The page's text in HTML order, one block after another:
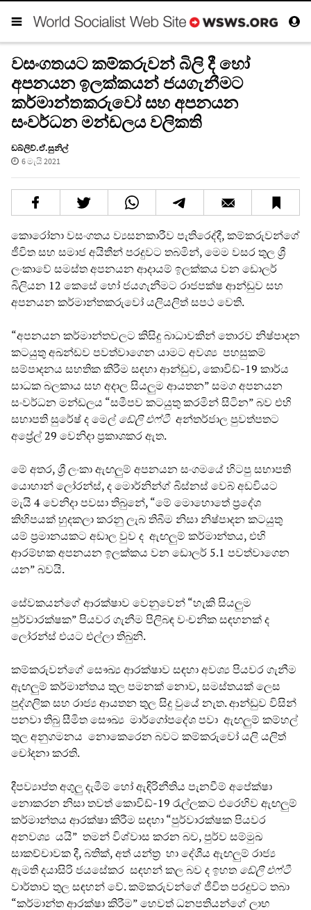
වසංගතයට කම්කරුවන් බිලි දී හෝ
අපනයන ඉලක්කයන් ජයගැනීමට
කර්මාන්තකරුවෝ සහ අපනයන
සංවර්ධන මන්ඩලය වලිකති
ඩබ්ලිව්.ඒ.සුනිල්
6 මැයි 2021
කොරෝනා වසංගතය ව්‍යසනකාරීව පැතිරෙද්දී, කම්කරුවන්ගේ
ජීවිත සහ සමාජ අයිතීන් පරදුවට තබමින්, මෙම වසර තුල ශ්‍රී
ලංකාවේ සමස්ත අපනයන ආදායම් ඉලක්කය වන ඩොලර්
බිලියන 12 කෙසේ හෝ ජයගැනීමට රාජපක්ෂ ආන්ඩුව සහ
අපනයන කර්මාන්තකරුවෝ යලියලිත් සපථ වෙති.
“අපනයන කර්මාන්තවලට කිසිදු බාධාවකින් තොරව නිෂ්පාදන
කටයුතු අඛන්ඩව පවත්වාගෙන යාමට අවශ්‍ය පහසුකම්
සම්පාදනය සහතික කිරීම සඳහා ආන්ඩුව, කොවිඩ්-19 කාර්ය
සාධක බලකාය සහ අදාල සියලුම ආයතන” සමග අපනයන
සංවර්ධන මන්ඩලය “සමීපව කටයුතු කරමින් සිටින” බව එහි
සභාපති සුරේෂ් ද මෙල්ඩේලි එෆ්ටීඅන්තර්ජාල පුවත්පතට
අප්‍රේල් 29 වෙනිදා ප්‍රකාශකර ඇත.
මේ අතර, ශ්‍රී ලංකා ඇඟලුම් අපනයන සංගමයේ හිටපු සභාපති
යොහාන් ලෝරන්ස්, ද මොර්නින්ග් බිස්නස් වෙබ් අඩවියට
මැයි 4 වෙනිදා පවසා තිබුනේ, “මේ මොහොතේ ප්‍රදේශ
කිහිපයක් හුදකලා කරනු ලැබ තිබීම නිසා නිෂ්පාදන කටයුතු
යම් ප්‍රමානයකට අඩාල වුව ද ඇඟලුම් කර්මාන්තය, එහි
ආරම්භක අපනයන ඉලක්කය වන ඩොලර් 5.1 පවත්වාගෙන
යන” බවයි.
සේවකයන්ගේ ආරක්ෂාව වෙනුවෙන් “හැකි සියලුම
පුර්වාරක්ෂක” පියවර ගැනීම පිලිබඳ වංචනික සඳහනක් ද
ලෝරන්ස් එයට එල්ලා තිබුනි.
කම්කරුවන්ගේ සෞඛ්‍ය ආරක්ෂාව සඳහා අවශ්‍ය පියවර ගැනීම
ඇඟලුම් කර්මාන්තය තුල පමනක් නොව, සමස්තයක් ලෙස
පුද්ගලික සහ රාජ්‍ය ආයතන තුල සිදු වුයේ නැත. ආන්ඩුව විසින්
පනවා තිබු සීමිත සෞඛ්‍ය මාර්ගෝපදේශ පවා ඇඟලුම් කම්හල්
තුල අනුගමනය නොකෙරෙන බවට කම්කරුවෝ යලි යලිත්
චෝදනා කරති.
දීපව්‍යාප්ත අගුලු දැමීම් හෝ ඇඳිරිනීතිය පැනවීම් අපේක්ෂා
නොකරන නිසා තවත් කොවිඩ්-19 රැල්ලකට එරෙහිව ඇඟලුම්
කර්මාන්තය ආරක්ෂා කිරීම සඳහා “පුර්වාරක්ෂක පියවර
අනවශ්‍ය යයි” තමන් විශ්වාස කරන බව, පුර්ව සම්මුඛ
සාකච්චාවක දී, බතික්, අත් යන්ත්‍ර හා දේශීය ඇඟලුම් රාජ්‍ය
ඇමති දයාසිරි ජයසේකර සඳහන් කල බව ද ඉහත ඩේලි එෆ්ටී
වාර්තාව තුල සඳහන් වේ. කම්කරුවන්ගේ ජීවිත පරදුවට තබා
“කර්මාන්ත ආරක්ෂා කිරීම” හෙවත් ධනපතියන්ගේ ලාභ